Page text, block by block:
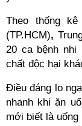
Theo thống
(TP.HCM),
20 ca bệnh nhi
chất độc hại
Điều đáng lo
nhanh khi ăn
mới biết là uống